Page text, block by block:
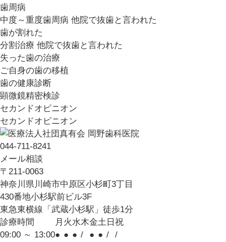
歯周病
中度～重度歯周病 他院で抜歯と言われた
歯が割れた
分割治療 他院で抜歯と言われた
失った歯の治療
ご自身の歯の移植
歯の健康診断
顕微鏡精密検診
セカンドオピニオン
セカンドオピニオン
044-711-8241
メール相談
〒211-0063
神奈川県川崎市中原区小杉町3丁目
430番地小杉駅前ビル3F
東急東横線「武蔵小杉駅」徒歩1分
診療時間
月 火水木金土 日 祝
09:00 ～ 13:00● ● ● / ● ● /
/